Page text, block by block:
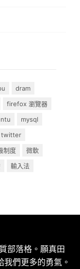
dram
firefox 瀏覽器
mysql
twitter
制度
微軟
輸入法
部落格。願真田
們更多的勇氣。